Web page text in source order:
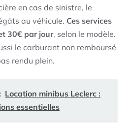
en cas de sinistre, le
au véhicule. Ces services
30€ par jour, selon le modèle.
le carburant non remboursé
rendu plein.
Location minibus Leclerc :
essentielles